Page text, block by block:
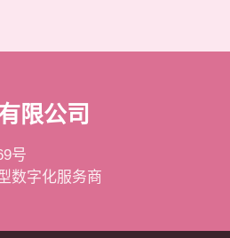
限公司
号
数字化服务商